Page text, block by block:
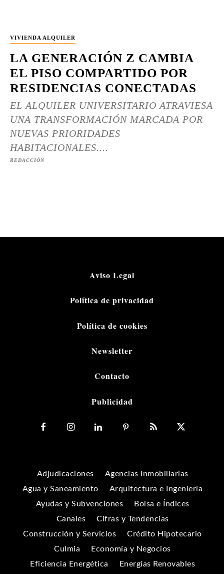
VIVIENDA ALQUILER
LA GENERACIÓN Z CAMBIA
EL PISO COMPARTIDO POR
RESIDENCIAS CONECTADAS
EL ALQUILER UNIVERSITARIO ATRAVIESA
UNA TRANSFORMACIÓN MARCADA POR
NUEVAS PRIORIDADES
HABITACIONALES....
REDACCIÓN
Aviso Legal
Política de privacidad
Política de cookies
Newsletter
Contacto
Publicidad
Adjudicaciones
Agencias Inmobiliarias
Agua y Saneamiento
Arquitectura e Ingeniería
Ayudas y Subvenciones
Bolsa e Índices
Canales
Cifras y Tendencias
Construcción y Servicios
Crédito Hipotecario
Culmia
Economía y Negocios
Eficiencia Energética
Energías Renovables